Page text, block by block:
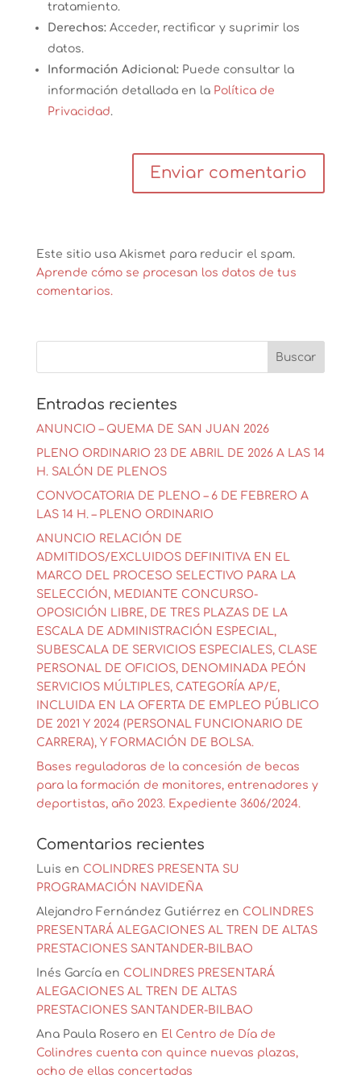
tratamiento.
Derechos:Acceder, rectificar y suprimir los
datos.
Información Adicional:Puede consultar la
información detallada en la Política de
Privacidad.
Este sitio usa Akismet para reducir el spam.
Aprende cómo se procesan los datos de tus
comentarios.
Entradas recientes
ANUNCIO – QUEMA DE SAN JUAN 2026
PLENO ORDINARIO 23 DE ABRIL DE 2026 A LAS 14
H. SALÓN DE PLENOS
CONVOCATORIA DE PLENO – 6 DE FEBRERO A
LAS 14 H. – PLENO ORDINARIO
ANUNCIO RELACIÓN DE
ADMITIDOS/EXCLUIDOS DEFINITIVA EN EL
MARCO DEL PROCESO SELECTIVO PARA LA
SELECCIÓN, MEDIANTE CONCURSO-
OPOSICIÓN LIBRE, DE TRES PLAZAS DE LA
ESCALA DE ADMINISTRACIÓN ESPECIAL,
SUBESCALA DE SERVICIOS ESPECIALES, CLASE
PERSONAL DE OFICIOS, DENOMINADA PEÓN
SERVICIOS MÚLTIPLES, CATEGORÍA AP/E,
INCLUIDA EN LA OFERTA DE EMPLEO PÚBLICO
DE 2021 Y 2024 (PERSONAL FUNCIONARIO DE
CARRERA), Y FORMACIÓN DE BOLSA.
Bases reguladoras de la concesión de becas
para la formación de monitores, entrenadores y
deportistas, año 2023. Expediente 3606/2024.
Comentarios recientes
Luis en COLINDRES PRESENTA SU
PROGRAMACIÓN NAVIDEÑA
Alejandro Fernández Gutiérrez en COLINDRES
PRESENTARÁ ALEGACIONES AL TREN DE ALTAS
PRESTACIONES SANTANDER-BILBAO
Inés Garcíaen COLINDRES PRESENTARÁ
ALEGACIONES AL TREN DE ALTAS
PRESTACIONES SANTANDER-BILBAO
Ana Paula Roseroen El Centro de Día de
Colindres cuenta con quince nuevas plazas,
ocho de ellas concertadas